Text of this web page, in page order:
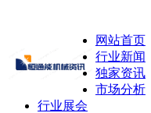
网站首页
行业新闻
独家资讯
市场分析
行业展会